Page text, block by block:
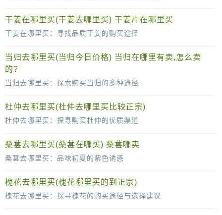
干姜在哪里买(干姜去哪里买) 干姜片在哪里买
干姜在哪里买：寻找品质干姜的购买途径
当归去哪里买(当归今日价格) 当归在哪里有卖,怎么卖
的?
当归去哪里买：探索购买当归的多种途径
杜仲去哪里买(杜仲去哪里买比较正宗)
杜仲去哪里买：探寻购买杜仲的优质渠道
桑葚去哪里买(桑葚在哪买) 桑葚哪卖
桑葚去哪里买：品味初夏的紫色诱惑
槐花去哪里买(槐花哪里买的到正宗)
槐花去哪里买：探寻槐花的购买途径与选择建议